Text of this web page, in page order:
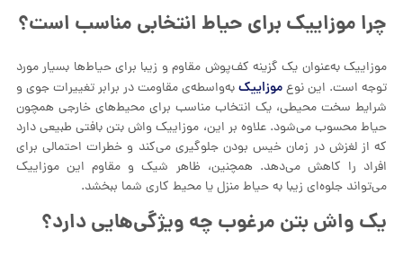
چرا موزاییک برای حیاط انتخابی مناسب است؟
موزاییک به‌عنوان یک گزینه کف‌پوش مقاوم و زیبا برای حیاط‌ها بسیار مورد
توجه است. این نوعموزاییکبه‌واسطه‌ی مقاومت در برابر تغییرات جوی و
شرایط سخت محیطی، یک انتخاب مناسب برای محیط‌های خارجی همچون
حیاط محسوب می‌شود. علاوه بر این، موزاییک واش بتن بافتی طبیعی دارد
که از لغزش در زمان خیس بودن جلوگیری می‌کند و خطرات احتمالی برای
افراد را کاهش می‌دهد. همچنین، ظاهر شیک و مقاوم این موزاییک
می‌تواند جلوه‌ای زیبا به حیاط منزل یا محیط کاری شما ببخشد.
یک واش بتن مرغوب چه ویژگی‌هایی دارد؟